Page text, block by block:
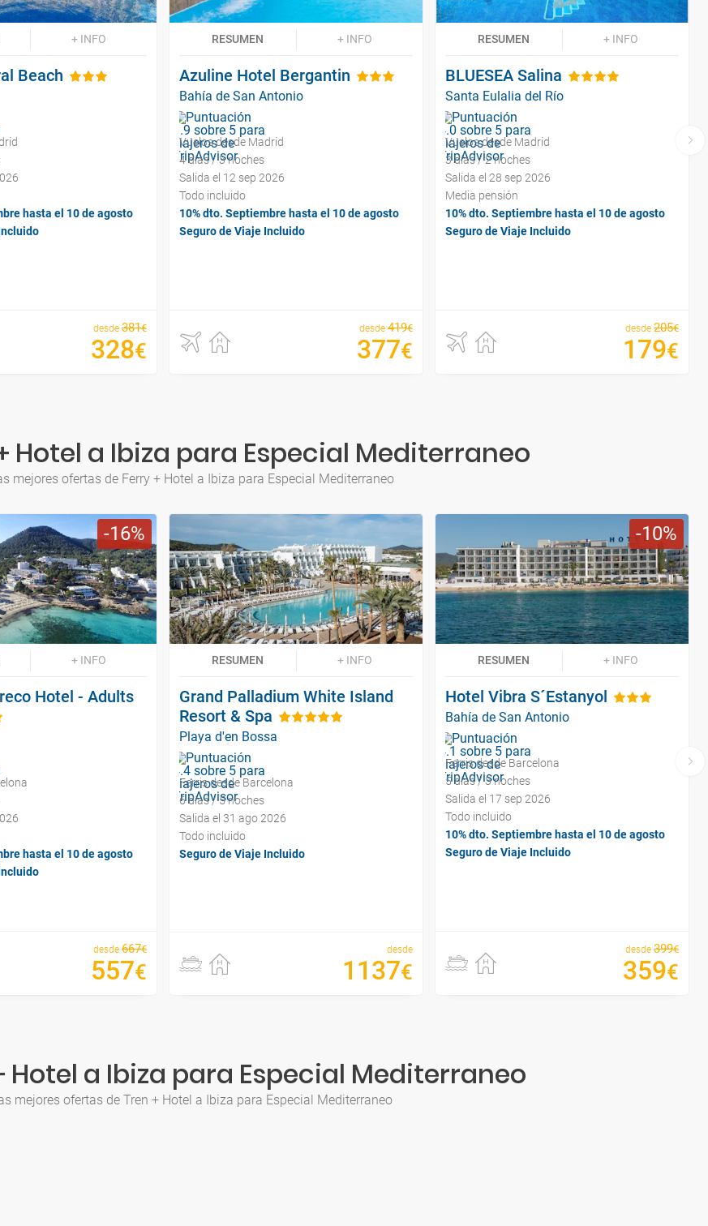
+ INFO
Beach
hasta el 10 de agosto
desde 381€
328€
RESUMEN + INFO
Azuline Hotel Bergantin
Bahía de San Antonio
Vuelos desde Madrid
4 días / 3 noches
Salida el 12 sep 2026
Todo incluido
10% dto. Septiembre hasta el 10 de agosto
Seguro de Viaje Incluido
desde 419€
377€
RESUMEN + INFO
BLUESEA Salina
Santa Eulalia del Río
Vuelos desde Madrid
3 días / 2 noches
Salida el 28 sep 2026
Media pensión
10% dto. Septiembre hasta el 10 de agosto
Seguro de Viaje Incluido
desde 205€
179€
Hotel a Ibiza para Especial Mediterraneo
mejores ofertas de Ferry + Hotel a Ibiza para Especial Mediterraneo
16
+ INFO
Hotel - Adults
hasta el 10 de agosto
desde 667€
557€
RESUMEN + INFO
Grand Palladium White Island
Resort & Spa
Playa d'en Bossa
Ferris desde Barcelona
6 días / 5 noches
Salida el 31 ago 2026
Todo incluido
Seguro de Viaje Incluido
desde
1137€
10
RESUMEN + INFO
Hotel Vibra S´Estanyol
Bahía de San Antonio
Ferris desde Barcelona
5 días / 3 noches
Salida el 17 sep 2026
Todo incluido
10% dto. Septiembre hasta el 10 de agosto
Seguro de Viaje Incluido
desde 399€
359€
Hotel a Ibiza para Especial Mediterraneo
mejores ofertas de Tren + Hotel a Ibiza para Especial Mediterraneo